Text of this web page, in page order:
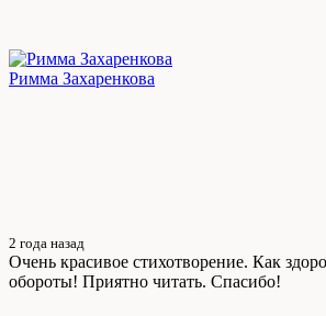
Римма Захаренкова
2 года назад
Очень красивое стихотворение. Как
обороты! Приятно читать. Спасибо!